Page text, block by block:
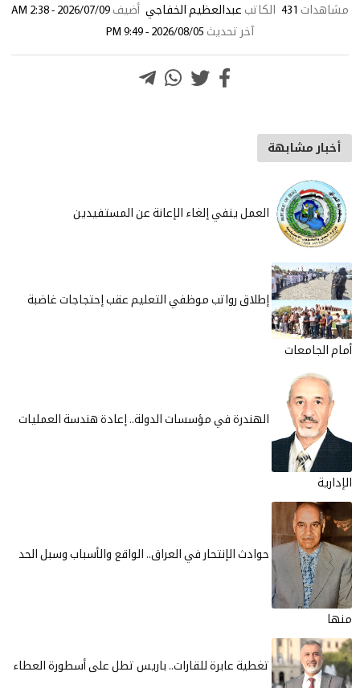
مشاهدات 431 الكاتب عبدالعظيم الخفاجي أضيف 2026/07/09 - 2:38 AM
آخر تحديث 2026/08/05 - 9:49 PM
أخبار مشابهة
العمل ينفي إلغاء الإعانة عن المستفيدين
إطلاق رواتب موظفي التعليم عقب إحتجاجات غاضبة
أمام الجامعات
الهندرة في مؤسسات الدولة.. إعادة هندسة العمليات
الإدارية
حوادث الإنتحار في العراق.. الواقع والأسباب وسبل الحد
منها
تغطية عابرة للقارات.. باريس تطل على أسطورة العطاء